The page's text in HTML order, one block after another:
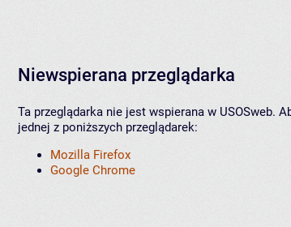
Niewspierana przeglądarka
Ta przeglądarka nie jest wspierana w USOSweb.
jednej z poniższych przeglądarek:
Mozilla Firefox
Google Chrome